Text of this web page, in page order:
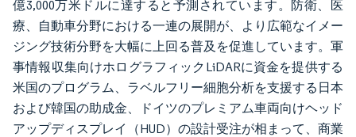
億3,000万米ドルに達すると予測されています。防衛、医
療、自動車分野における一連の展開が、より広範なイメー
ジング技術分野を大幅に上回る普及を促進しています。軍
事情報収集向けホログラフィックLiDARに資金を提供する
米国のプログラム、ラベルフリー細胞分析を支援する日本
および韓国の助成金、ドイツのプレミアム車両向けヘッド
アップディスプレイ（HUD）の設計受注が相まって、商業